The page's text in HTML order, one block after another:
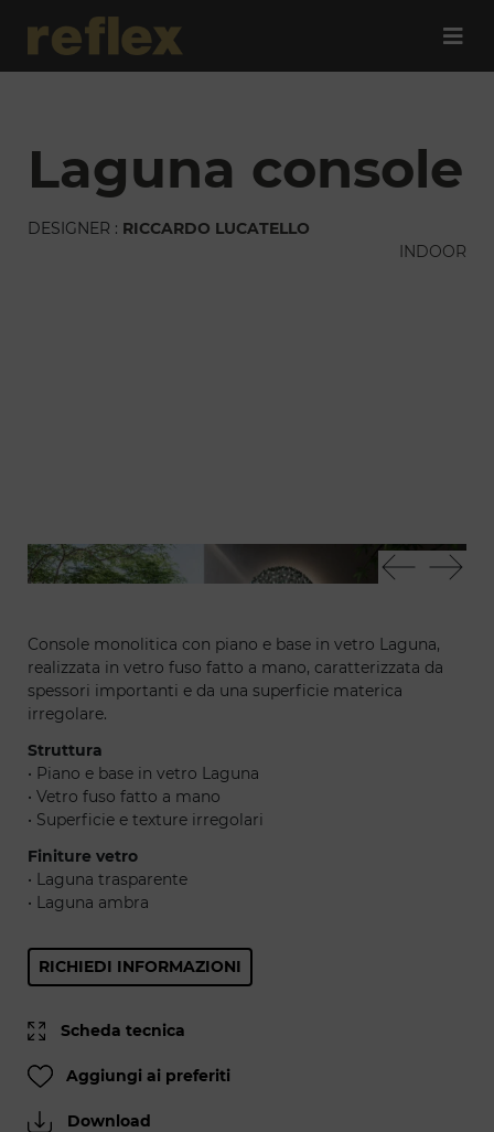
laguna console
DESIGNER : RICCARDO LUCATELLO
INDOOR
Laguna console - dreamcatcher green soul specchio
Console monolitica con piano e base in vetro Laguna,
realizzata in vetro fuso fatto a mano, caratterizzata da
spessori importanti e da una superficie materica
irregolare.
Struttura
• Piano e base in vetro Laguna
• Vetro fuso fatto a mano
• Superficie e texture irregolari
Finiture vetro
• Laguna trasparente
• Laguna ambra
RICHIEDI INFORMAZIONI
Scheda tecnica
Aggiungi ai preferiti
Download